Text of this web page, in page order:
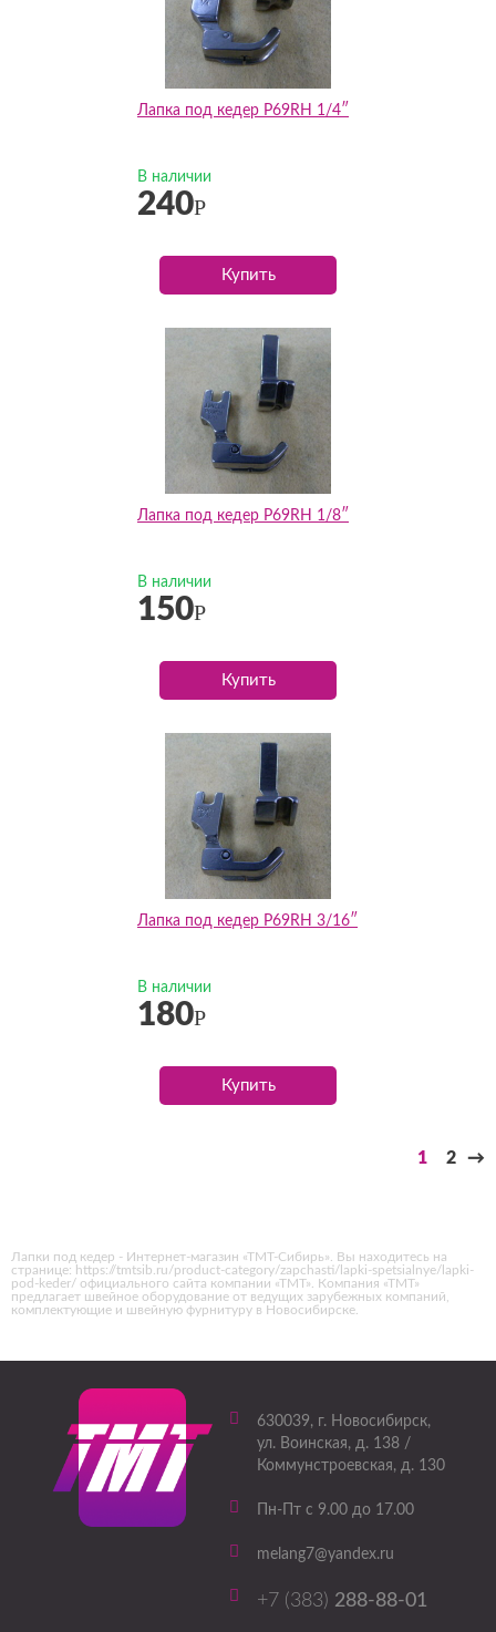
Лапка под кедер P69RH 1/4″
В наличии
240Р
Купить
Лапка под кедер P69RH 1/8″
В наличии
150Р
Купить
Лапка под кедер P69RH 3/16″
В наличии
180Р
Купить
1 2 →
Лапки под кедер - Интернет-магазин «ТМТ-Сибирь». Вы находитесь на
странице: https://tmtsib.ru/product-category/zapchasti/lapki-spetsialnye/lapki-
pod-keder/ официального сайта компании «ТМТ». Компания «ТМТ»
предлагает швейное оборудование от ведущих зарубежных компаний,
комплектующие и швейную фурнитуру в Новосибирске.
630039, г. Новосибирск,
ул. Воинская, д. 138 /
Коммунстроевская, д. 130
Пн-Пт с 9.00 до 17.00
melang7@yandex.ru
+7 (383) 288-88-01